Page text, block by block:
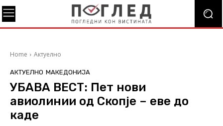
Home Актуелно
АКТУЕЛНО МАКЕДОНИЈА
УБАВА ВЕСТ: Пет нови
авиолинии од Скопје – еве до
каде